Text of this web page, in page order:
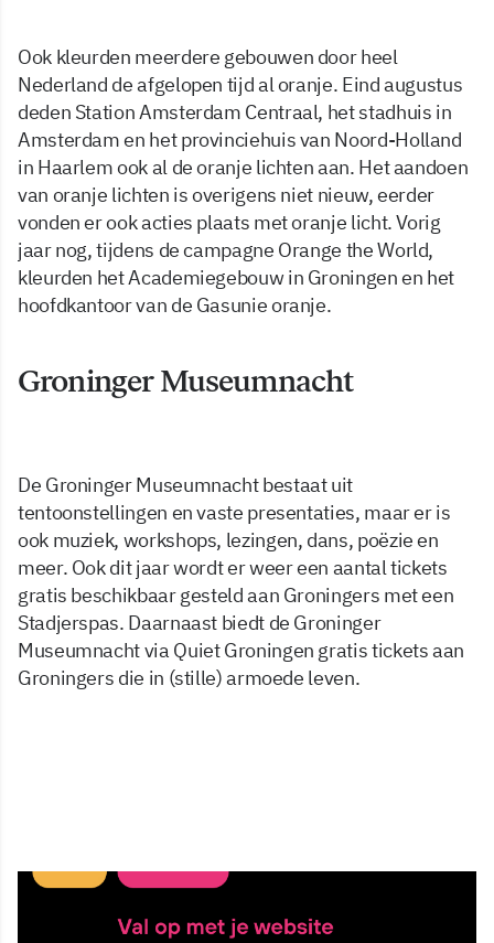
Ook kleurden meerdere gebouwen door heel
Nederland de afgelopen tijd al oranje. Eind augustus
deden Station Amsterdam Centraal, het stadhuis in
Amsterdam en het provinciehuis van Noord-Holland
in Haarlem ook al de oranje lichten aan. Het aandoen
van oranje lichten is overigens niet nieuw, eerder
vonden er ook acties plaats met oranje licht. Vorig
jaar nog, tijdens de campagne Orange the World,
kleurden het Academiegebouw in Groningen en het
hoofdkantoor van de Gasunie oranje.
Groninger Museumnacht
De Groninger Museumnacht bestaat uit
tentoonstellingen en vaste presentaties, maar er is
ook muziek, workshops, lezingen, dans, poëzie en
meer. Ook dit jaar wordt er weer een aantal tickets
gratis beschikbaar gesteld aan Groningers met een
Stadjerspas. Daarnaast biedt de Groninger
Museumnacht via Quiet Groningen gratis tickets aan
Groningers die in (stille) armoede leven.